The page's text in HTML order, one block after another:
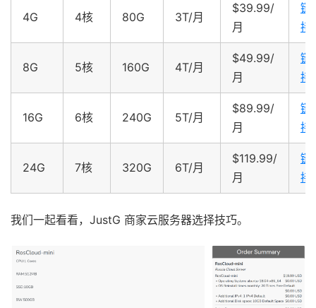
4G 4核 80G 3T/月
$39.99/
月
链
接
8G 5核 160G 4T/月
$49.99/
月
链
接
16G 6核 240G 5T/月
$89.99/
月
链
接
24G 7核 320G 6T/月
$119.99/
月
链
接
我们一起看看，JustG 商家云服务器选择技巧。